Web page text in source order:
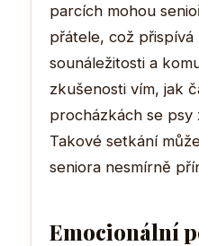
parcích mohou
přátele, což
sounáležitosti a
zkušenosti vím, jak
procházkách se psy
Takové setkání
seniora nesmírně
Emocionální